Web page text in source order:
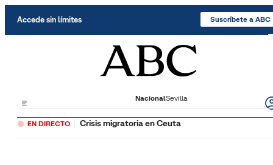
Accede sin límites Suscríbete a ABC
NacionalSevilla
EN DIRECTO Crisis migratoria en Ceuta